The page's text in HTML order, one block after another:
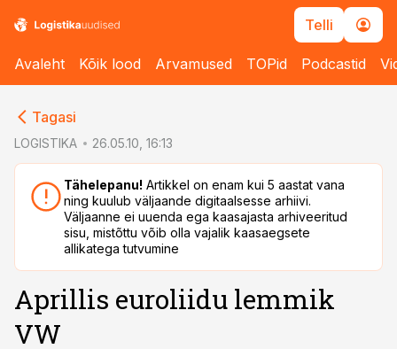
Telli
Avaleht Kõik lood Arvamused TOPid Podcastid
Tagasi
LOGISTIKA 26.05.10, 16:13
Tähelepanu! Artikkel on enam kui 5 aastat vana
ning kuulub väljaande digitaalsesse arhiivi.
Väljaanne ei uuenda ega kaasajasta arhiveeritud
sisu, mistõttu võib olla vajalik kaasaegsete
allikatega tutvumine
Aprillis euroliidu lemmik
VW